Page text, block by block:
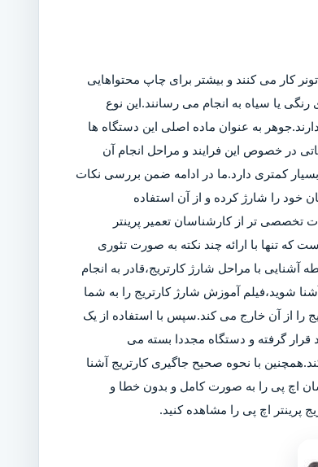
کار می کنند و بیشتر برای چاپ محتواهایی
یا سیاه به انجام می رسانند.این نوع
به عنوان ماده اصلی این دستگاه ها
در خصوص این فرایند و مراحل انجام آن
کمتری دارد.ما در ادامه ضمن بررسی نکات
خود را شارژ کرده و از آن استفاده
تخصصی تر از کارشناسان تعمیر پرینتر
که تنها با ارائه چند نکته به صورت تئوری
آشنایی با مراحل شارژ کارتریج،قادر به انجام
شوید،فیلم آموزش شارژ کارتریج را به شما
را از آن خارج می کند.سپس با استفاده از یک
گرفته و دستگاه مجددا بسته می
با نحوه صحیح جاگیری کارتریج آشنا
اچ پی را به صورت کامل و بدون خطا و
پرینتر اچ پی را مشاهده کنید.